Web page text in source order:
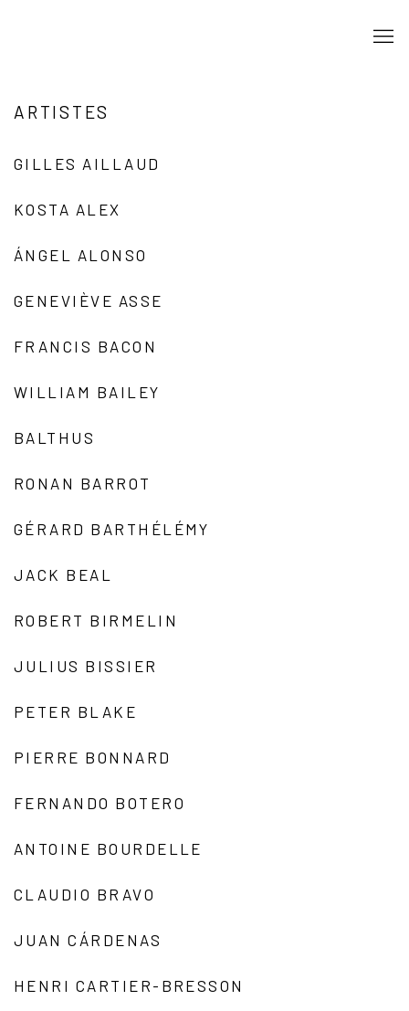
ARTISTES
GILLES AILLAUD
KOSTA ALEX
ÁNGEL ALONSO
GENEVIÈVE ASSE
FRANCIS BACON
WILLIAM BAILEY
BALTHUS
RONAN BARROT
GÉRARD BARTHÉLÉMY
JACK BEAL
ROBERT BIRMELIN
JULIUS BISSIER
PETER BLAKE
PIERRE BONNARD
FERNANDO BOTERO
ANTOINE BOURDELLE
CLAUDIO BRAVO
JUAN CÁRDENAS
HENRI CARTIER-BRESSON